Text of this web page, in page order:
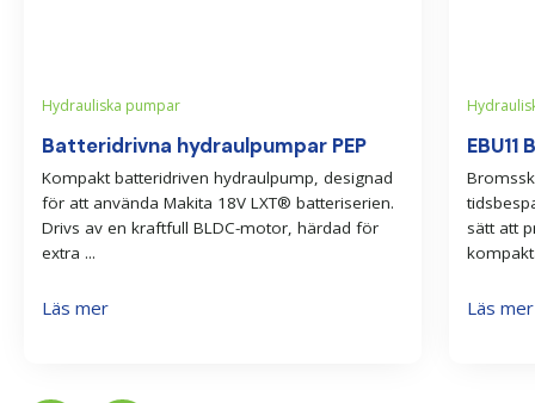
Hydrauliska pumpar
Batteridrivna hydraulpumpar PEP
Kompakt batteridriven hydraulpump, designad
för att använda Makita 18V LXT® batteriserien.
Drivs av en kraftfull BLDC-motor, härdad för
extra ...
Läs mer
sätt att
Läs mer